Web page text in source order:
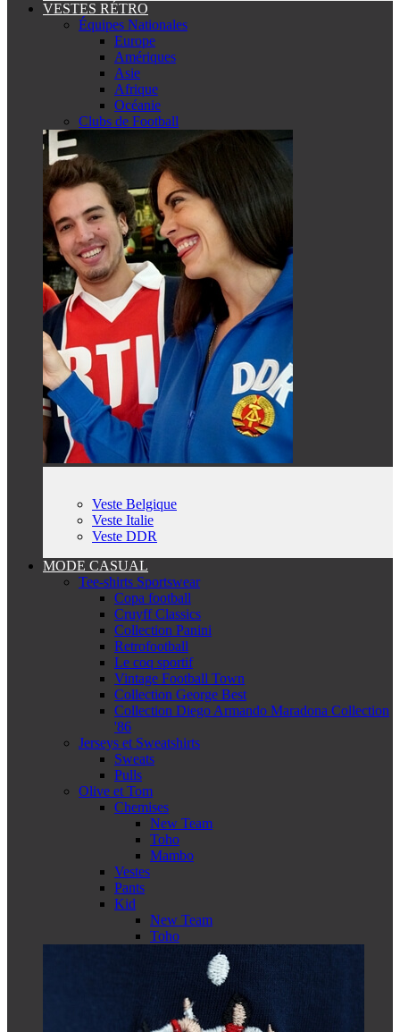
VESTES RÉTRO
Équipes Nationales
Europe
Amériques
Asie
Afrique
Océanie
Clubs de Football
Veste Belgique
Veste Italie
Veste DDR
MODE CASUAL
Tee-shirts Sportswear
Copa football
Cruyff Classics
Collection Panini
Retrofootball
Le coq sportif
Vintage Football Town
Collection George Best
Collection Diego Armando Maradona Collection
'86
Jerseys et Sweatshirts
Sweats
Pulls
Olive et Tom
Chemises
New Team
Toho
Mambo
Vestes
Pants
Kid
New Team
Toho